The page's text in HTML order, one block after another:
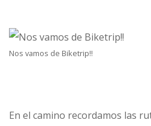
Nos vamos de Biketrip!!
En el camino recordamos las